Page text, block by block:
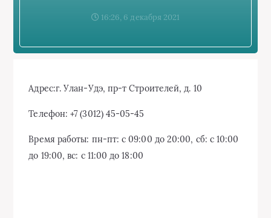
16:26, 6 декабря 2021
Адрес:г. Улан-Удэ, пр-т Строителей, д. 10
Телефон: +7 (3012) 45-05-45
Время работы: пн-пт: с 09:00 до 20:00, сб: с 10:00
до 19:00, вс: с 11:00 до 18:00